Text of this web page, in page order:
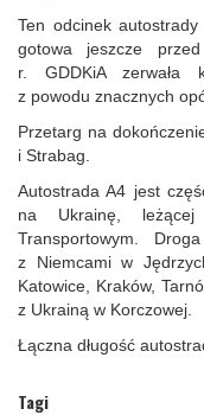
Ten odcinek
gotowa jeszcze
r. GDDKiA zerwała
z powodu znacznych
Przetarg na
i Strabag.
Autostrada A4 jest
na Ukrainę,
Transportowym.
z Niemcami w
Katowice, Kraków,
z Ukrainą w Korczowej.
Łączna długość
Tagi